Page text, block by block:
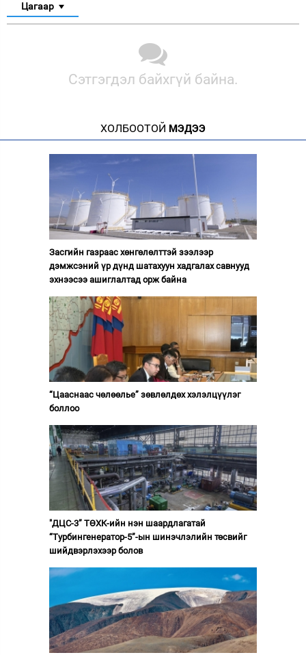
Цагаар
Сэтгэгдэл байхгүй байна.
ХОЛБООТОЙ МЭДЭЭ
Засгийн газраас хөнгөлөлттэй зээлээр
дэмжсэний үр дүнд шатахуун хадгалах савнууд
эхнээсээ ашиглалтад орж байна
“Цааснаас чөлөөлье” зөвлөлдөх хэлэлцүүлэг
боллоо
"ДЦС-3” ТӨХК-ийн нэн шаардлагатай
“Турбингенератор-5”-ын шинэчлэлийн төсвийг
шийдвэрлэхээр болов